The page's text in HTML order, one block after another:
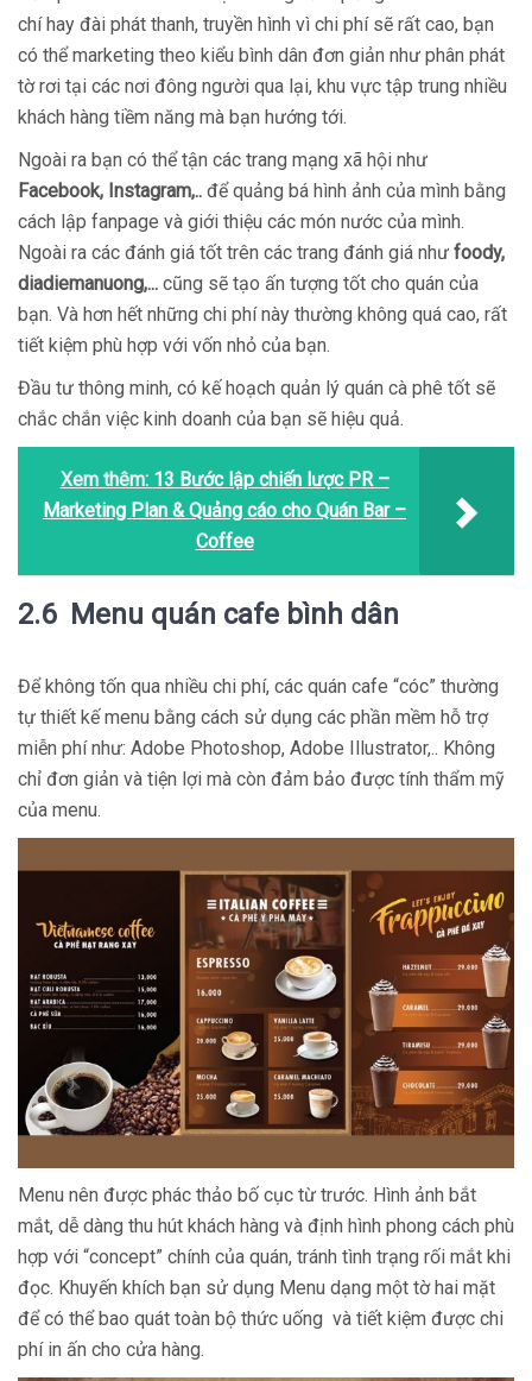
chí hay đài phát thanh, truyền hình vì chi phí sẽ rất cao, bạn
có thể marketing theo kiểu bình dân đơn giản như phân phát
tờ rơi tại các nơi đông người qua lại, khu vực tập trung nhiều
khách hàng tiềm năng mà bạn hướng tới.
Ngoài ra bạn có thể tận các trang mạng xã hội như
Facebook, Instagram,.. để quảng bá hình ảnh của mình bằng
cách lập fanpage và giới thiệu các món nước của mình.
Ngoài ra các đánh giá tốt trên các trang đánh giá như foody,
diadiemanuong,... cũng sẽ tạo ấn tượng tốt cho quán của
bạn. Và hơn hết những chi phí này thường không quá cao, rất
tiết kiệm phù hợp với vốn nhỏ của bạn.
Đầu tư thông minh, có kế hoạch quản lý quán cà phê tốt sẽ
chắc chắn việc kinh doanh của bạn sẽ hiệu quả.
Xem thêm: 13 Bước lập chiến lược PR –
Marketing Plan & Quảng cáo cho Quán Bar –
Coffee
2.6 Menu quán cafe bình dân
Để không tốn qua nhiều chi phí, các quán cafe “cóc” thường
tự thiết kế menu bằng cách sử dụng các phần mềm hỗ trợ
miễn phí như: Adobe Photoshop, Adobe Illustrator,.. Không
chỉ đơn giản và tiện lợi mà còn đảm bảo được tính thẩm mỹ
của menu.
Menu nên được phác thảo bố cục từ trước. Hình ảnh bắt
mắt, dễ dàng thu hút khách hàng và định hình phong cách phù
hợp với “concept” chính của quán, tránh tình trạng rối mắt khi
đọc. Khuyến khích bạn sử dụng Menu dạng một tờ hai mặt
để có thể bao quát toàn bộ thức uống và tiết kiệm được chi
phí in ấn cho cửa hàng.